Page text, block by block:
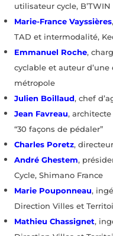
utilisateur cycle, B’TWIN
Marie-France Vayssières
TAD et intermodalité,
Emmanuel Roche,
cyclable et auteur
métropole
Julien Boillaud, chef
Jean Favreau,
“30 façons de pédaler”
Charles Poretz,
André Ghestem,
Cycle, Shimano France
Marie Pouponneau,
Direction Villes et
Mathieu Chassignet,